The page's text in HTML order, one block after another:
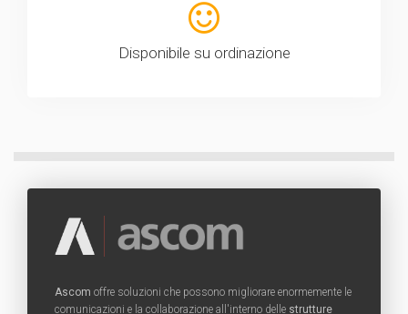
Disponibile su ordinazione
Ascom offre soluzioni che possono migliorare enormemente le
comunicazioni e la collaborazione all'interno delle strutture